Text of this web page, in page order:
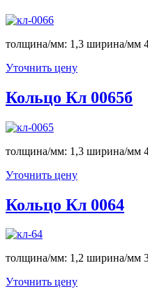
толщина/мм: 1,3 ширина/мм
Уточнить цену
Кольцо Кл 0065б
толщина/мм: 1,3 ширина/мм
Уточнить цену
Кольцо Кл 0064
толщина/мм: 1,2 ширина/мм 3
Уточнить цену